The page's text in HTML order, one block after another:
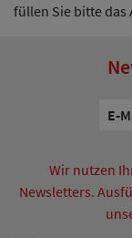
füllen Sie bitte das
Wir nutzen
Newsletters.